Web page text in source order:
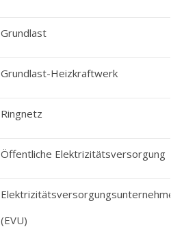
Grundlast
Grundlast-Heizkraftwerk
Ringnetz
Öffentliche Elektrizitätsversorgung
Elektrizitätsversorgungsunternehmen
(EVU)